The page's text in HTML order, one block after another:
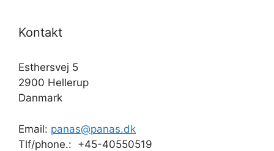
Kontakt
Esthersvej 5
2900 Hellerup
Danmark
Email: panas@panas.dk
Tlf/phone.: +45-40550519